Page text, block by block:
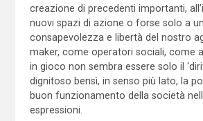
creazione di precedenti importanti,
nuovi spazi di azione o forse solo a
consapevolezza e libertà del nostro
maker, come operatori sociali, come
in gioco non sembra essere solo il
dignitoso bensì, in senso più lato, la
buon funzionamento della società
espressioni.